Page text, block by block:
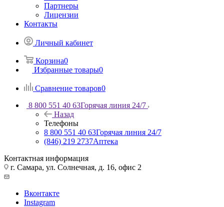
Партнеры
Лицензии
Контакты
Личный кабинет
Корзина0
Избранные товары0
Сравнение товаров0
8 800 551 40 63Горячая линия 24/7
Назад
Телефоны
8 800 551 40 63Горячая линия 24/7
(846) 219 2737Аптека
Контактная информация
г. Самара, ул. Солнечная, д. 16, офис 2
Вконтакте
Instagram